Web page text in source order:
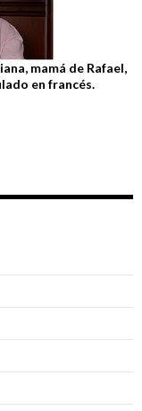
mamá de Rafael,
en francés.